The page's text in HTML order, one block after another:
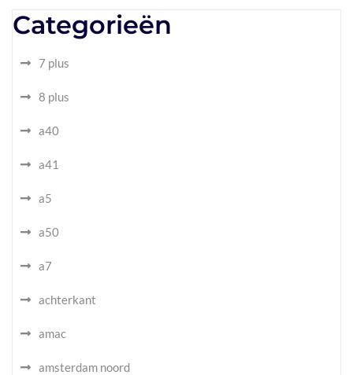
Categorieën
7 plus
8 plus
a40
a41
a5
a50
a7
achterkant
amac
amsterdam noord